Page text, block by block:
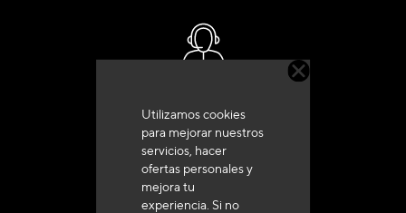
Utilizamos cookies
para mejorar nuestros
servicios, hacer
ofertas personales y
mejora tu
experiencia. Si no
+33 (0)4 79 72 62 22 Pulse 1